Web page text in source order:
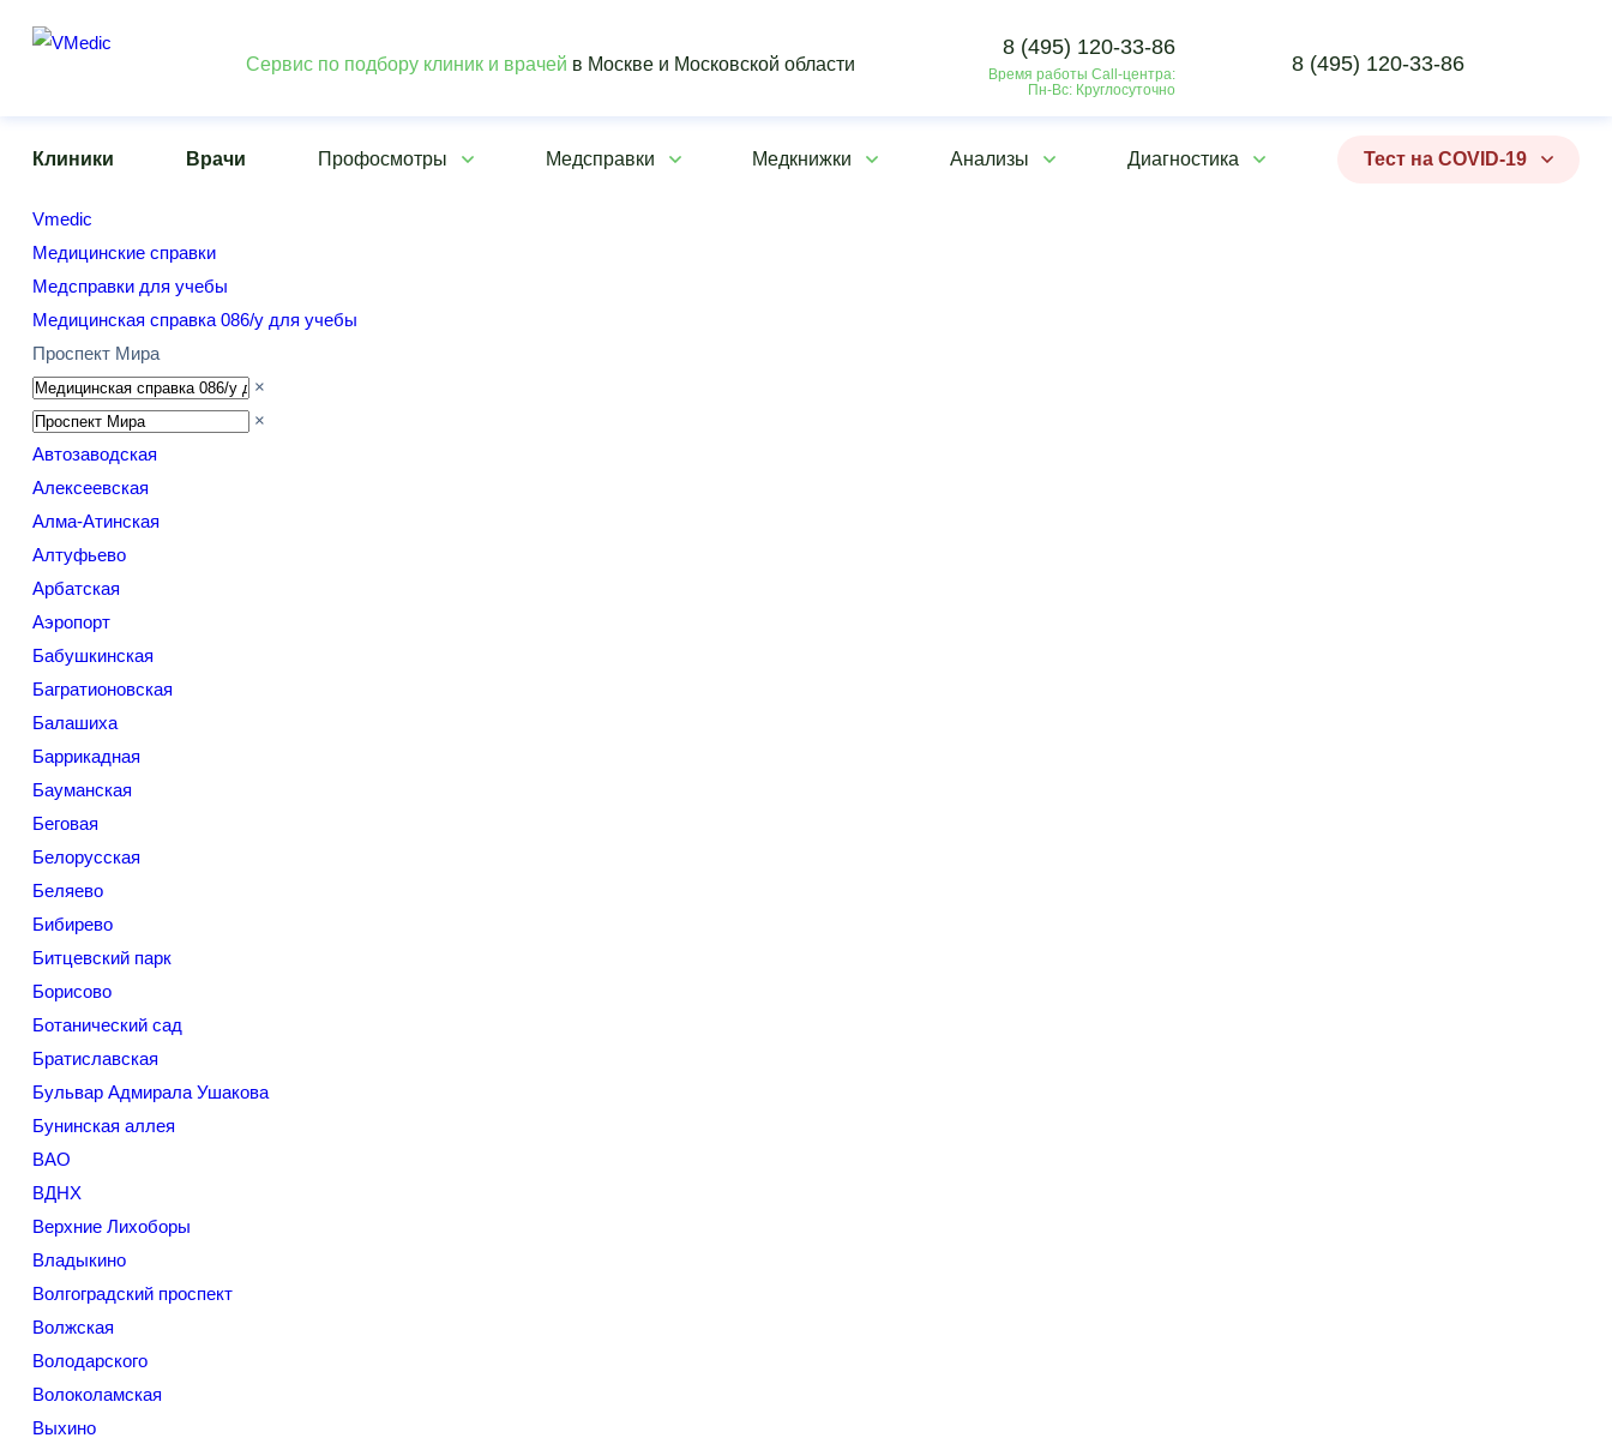
Сервис по подбору клиник и врачей в Москве и Московской области
8 (495) 120-33-86
Время работы Call-центра:
Пн-Вс: Круглосуточно
8 (495) 120-33-86
Клиники Врачи Профосмотры Медсправки Медкнижки Анализы Диагностика Тест на COVID-19
Vmedic
Медицинские справки
Медсправки для учебы
Медицинская справка 086/у для учебы
Проспект Мира
×
×
Автозаводская
Алексеевская
Алма-Атинская
Алтуфьево
Арбатская
Аэропорт
Бабушкинская
Багратионовская
Балашиха
Баррикадная
Бауманская
Беговая
Белорусская
Беляево
Бибирево
Битцевский парк
Борисово
Ботанический сад
Братиславская
Бульвар Адмирала Ушакова
Бунинская аллея
ВАО
ВДНХ
Верхние Лихоборы
Владыкино
Волгоградский проспект
Волжская
Володарского
Волоколамская
Выхино